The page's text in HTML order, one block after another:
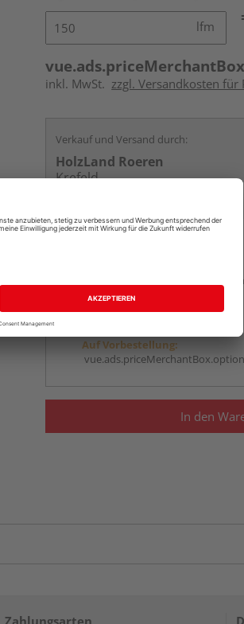
lfm
inkl. MwSt. zzgl. Versandkosten für
Verkauf und Versand durch:
HolzLand Roeren
Krefeld
Auf Vorbestellung:
In den
Zahlungsarten